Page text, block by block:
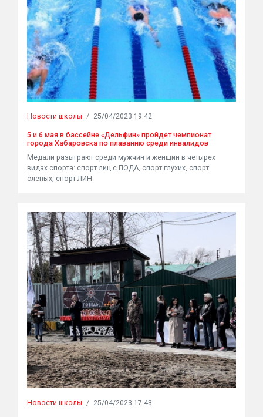
Новости школы / 25/04/2023 19:42
5 и 6 мая в бассейне «Дельфин» пройдет чемпионат
города Хабаровска по плаванию среди инвалидов
Медали разыграют среди мужчин и женщин в четырех
видах спорта: спорт лиц с ПОДА, спорт глухих, спорт
слепых, спорт ЛИН.
Новости школы / 25/04/2023 17:43